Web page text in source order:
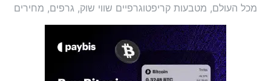
מכל העולם, מטבעות קריפטוגרפיים שווי שוק, גרפים, מחירים